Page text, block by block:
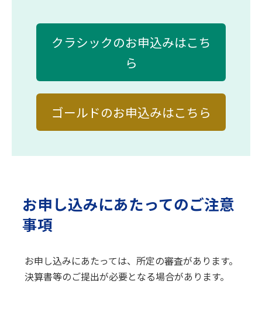
クラシックのお申込みはこち
ら
ゴールドのお申込みはこちら
お申し込みにあたってのご注意
事項
お申し込みにあたっては、所定の審査があります。
決算書等のご提出が必要となる場合があります。